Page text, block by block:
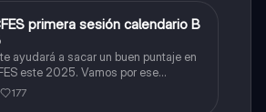
primera sesión calendario B
ayudará a sacar un buen puntaje en
este 2025. Vamos por ese
ser admitido en la universidad que
la carrera que quieres y no la que te
177